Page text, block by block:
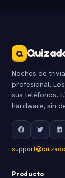
Q
Noches de
profesional.
sus teléfonos,
hardware, sin
Producto